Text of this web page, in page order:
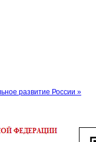
развитие России »